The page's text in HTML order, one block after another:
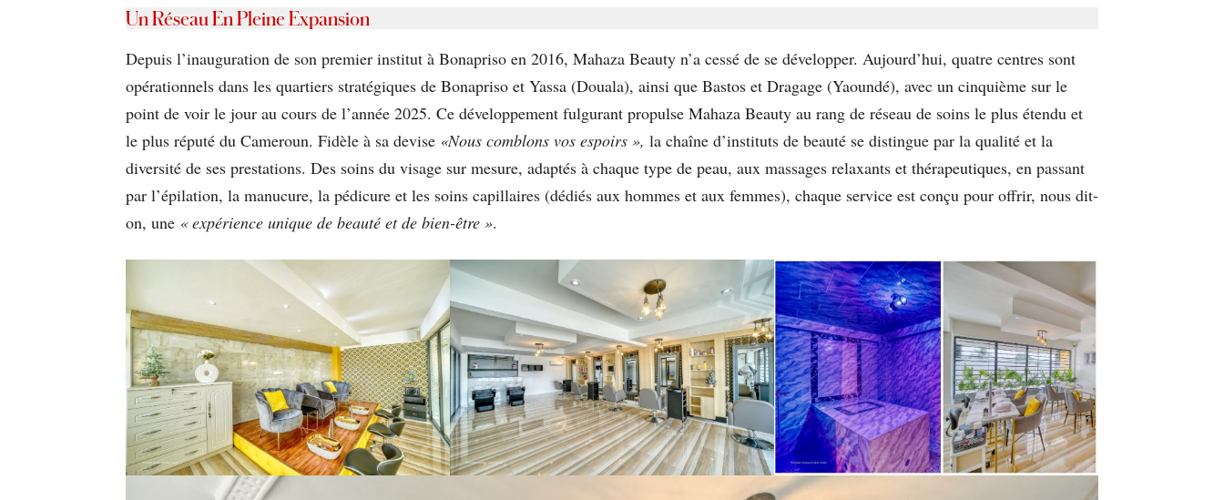
Un Réseau En Pleine Expansion
Depuis l’inauguration de son premier institut à Bonapriso en 2016, Mahaza Beauty n’a cessé de se développer. Aujourd’hui, quatre centres sont
opérationnels dans les quartiers stratégiques de Bonapriso et Yassa (Douala), ainsi que Bastos et Dragage (Yaoundé), avec un cinquième sur le
point de voir le jour au cours de l’année 2025. Ce développement fulgurant propulse Mahaza Beauty au rang de réseau de soins le plus étendu et
le plus réputé du Cameroun. Fidèle à sa devise «Nous comblons vos espoirs », la chaîne d’instituts de beauté se distingue par la qualité et la
diversité de ses prestations. Des soins du visage sur mesure, adaptés à chaque type de peau, aux massages relaxants et thérapeutiques, en passant
par l’épilation, la manucure, la pédicure et les soins capillaires (dédiés aux hommes et aux femmes), chaque service est conçu pour offrir, nous dit-
on, une « expérience unique de beauté et de bien-être ».